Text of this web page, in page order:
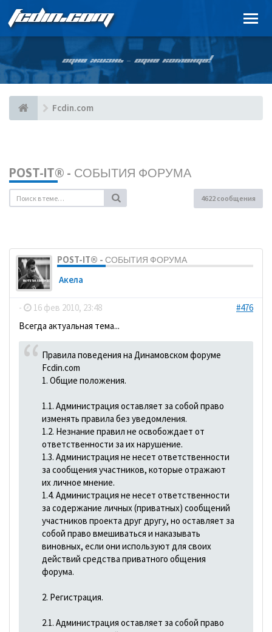
FCDIN.COM
ОДНА ЖИЗНЬ – ОДНА КОМАНДА!
Fcdin.com
POST-IT® - СОБЫТИЯ ФОРУМА
4622 сообщения
POST-IT® - СОБЫТИЯ ФОРУМА
Акела
- 16 фев 2010, 23:48
#476
Всегда актуальная тема...
Правила поведения на Динамовском форуме
Fcdin.com
1. Общие положения.
1.1. Администрация оставляет за собой право
изменять правила без уведомления.
1.2. Незнание правил не освобождает от
ответственности за их нарушение.
1.3. Администрация не несет ответственности
за сообщения участников, которые отражают
их личное мнение.
1.4. Администрация не несет ответственности
за содержание личных (приватных) сообщений
участников проекта друг другу, но оставляет за
собой право вмешиваться и наказывать
виновных, если они используют для своих
действий средства приватного общения
форума.
2. Регистрация.
2.1. Администрация оставляет за собой право